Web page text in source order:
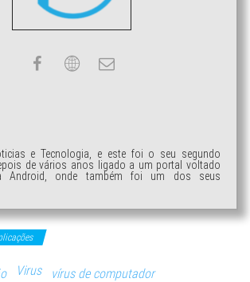
e Tecnologia, e este foi o seu segundo
de vários anos ligado a um portal voltado
Android, onde também foi um dos seus
Virus vírus de computador